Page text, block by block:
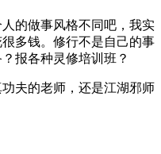
的做事风格不同吧，我实
多钱。修行不是自己的事
报各种灵修培训班？
夫的老师，还是江湖邪师